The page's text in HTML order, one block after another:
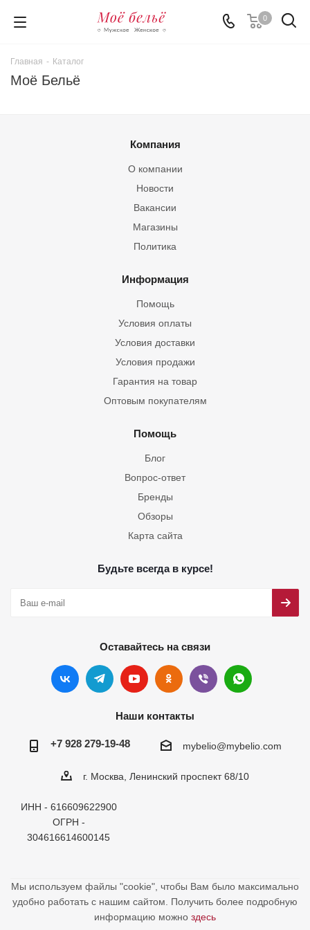
0
Главная - Каталог
Моё Бельё
Компания
О компании
Новости
Вакансии
Магазины
Политика
Информация
Помощь
Условия оплаты
Условия доставки
Условия продажи
Гарантия на товар
Оптовым покупателям
Помощь
Блог
Вопрос-ответ
Бренды
Обзоры
Карта сайта
Будьте всегда в курсе!
Оставайтесь на связи
Наши контакты
+7 928 279-19-48 mybelio@mybelio.com
г. Москва, Ленинский проспект 68/10
ИНН - 616609622900
ОГРН -
304616614600145
Мы используем файлы "cookie", чтобы Вам было максимально
удобно работать с нашим сайтом. Получить более подробную
информацию можно здесь